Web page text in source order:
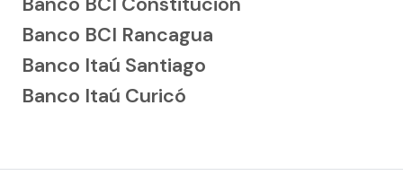
Banco BCI Rancagua
Banco Itaú Santiago
Banco Itaú Curicó